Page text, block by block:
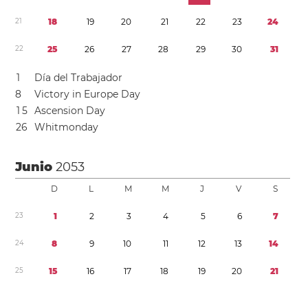
21 18 19 20 21 22 23 24
22 25 26 27 28 29 30 31
1
Día del Trabajador
8
Victory in Europe Day
1 5 Ascension Day
26 Whitmonday
Junio2053
D L M M J V S
23 1 2 3 4 5 6 7
24 8 9 10 11 12 13 14
25 15 16 17 18 19 20 21